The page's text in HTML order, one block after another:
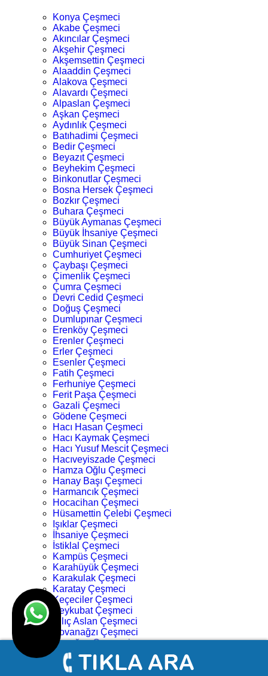
Konya Çeşmeci
Akabe Çeşmeci
Akıncılar Çeşmeci
Akşehir Çeşmeci
Akşemsettin Çeşmeci
Alaaddin Çeşmeci
Alakova Çeşmeci
Alavardı Çeşmeci
Alpaslan Çeşmeci
Aşkan Çeşmeci
Aydınlık Çeşmeci
Batıhadimi Çeşmeci
Bedir Çeşmeci
Beyazıt Çeşmeci
Beyhekim Çeşmeci
Binkonutlar Çeşmeci
Bosna Hersek Çeşmeci
Bozkır Çeşmeci
Buhara Çeşmeci
Büyük Aymanas Çeşmeci
Büyük İhsaniye Çeşmeci
Büyük Sinan Çeşmeci
Cumhuriyet Çeşmeci
Çaybaşı Çeşmeci
Çimenlik Çeşmeci
Çumra Çeşmeci
Devri Cedid Çeşmeci
Doğuş Çeşmeci
Dumlupınar Çeşmeci
Erenköy Çeşmeci
Erenler Çeşmeci
Erler Çeşmeci
Esenler Çeşmeci
Fatih Çeşmeci
Ferhuniye Çeşmeci
Ferit Paşa Çeşmeci
Gazali Çeşmeci
Gödene Çeşmeci
Hacı Hasan Çeşmeci
Hacı Kaymak Çeşmeci
Hacı Yusuf Mescit Çeşmeci
Hacıveyiszade Çeşmeci
Hamza Oğlu Çeşmeci
Hanay Başı Çeşmeci
Harmancık Çeşmeci
Hocacihan Çeşmeci
Hüsamettin Çelebi Çeşmeci
Işıklar Çeşmeci
İhsaniye Çeşmeci
İstiklal Çeşmeci
Kampüs Çeşmeci
Karahüyük Çeşmeci
Karakulak Çeşmeci
Karatay Çeşmeci
Keçeciler Çeşmeci
Keykubat Çeşmeci
Kılıç Aslan Çeşmeci
Kovanağzı Çeşmeci
Kozağaç Çeşmeci
Köprü Başı Çeşmeci
Köyceğiz Çeşmeci